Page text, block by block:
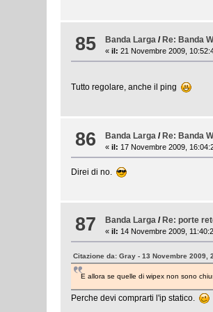
85 Banda Larga / Re: Banda
«il: 21 Novembre 2009,
Tutto regolare, anche il ping
86 Banda Larga /Re: Banda
«il: 17 Novembre 2009,
Direi di no.
87 Banda Larga / Re: porte
«il: 14 Novembre 2009,
Citazione da: Gray - 13 Novembre 2009,
E allora se quelle di wipex non sono
Perche devi comprarti l'ip statico.